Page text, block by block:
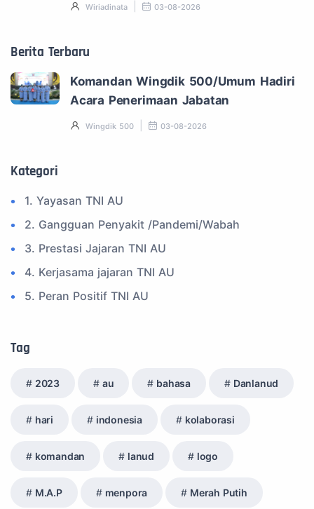
Wiriadinata 03-08-2026
Berita Terbaru
Komandan Wingdik 500/Umum Hadiri
Acara Penerimaan Jabatan
Wingdik 500 03-08-2026
Kategori
1. Yayasan TNI AU
2. Gangguan Penyakit /Pandemi/Wabah
3. Prestasi Jajaran TNI AU
4. Kerjasama jajaran TNI AU
5. Peran Positif TNI AU
7. Spam Bukan Berita TNI
9. Tni au
10. Masalah anggota TNI AU
12. Federasi Aero Sport Indonesia
13. Satuan Karya Dirgantara - Pramuka
Tag
2023 au bahasa Danlanud
hari indonesia kolaborasi
komandan lanud logo
M.A.P menpora Merah Putih